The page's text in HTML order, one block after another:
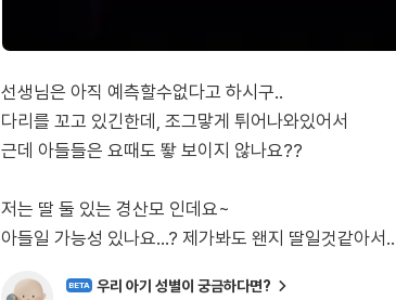
선생님은 아직 예측할수없다고 하시구..
다리를 꼬고 있긴한데, 조그맣게 튀어나와있어서
근데 아들들은 요때도 뙇 보이지 않나요??
저는 딸 둘 있는 경산모 인데요~
아들일 가능성 있나요...? 제가봐도 왠지 딸일것같아서..
BETA 우리 아기 성별이 궁금하다면?